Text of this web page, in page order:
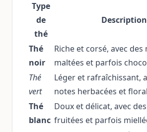
Type
de
thé
Description
Thé
noir
Riche et corsé, avec des
maltées et parfois
Thé
vert
Léger et rafraîchissant,
notes herbacées et
Thé
blanc
Doux et délicat, avec
fruitées et parfois